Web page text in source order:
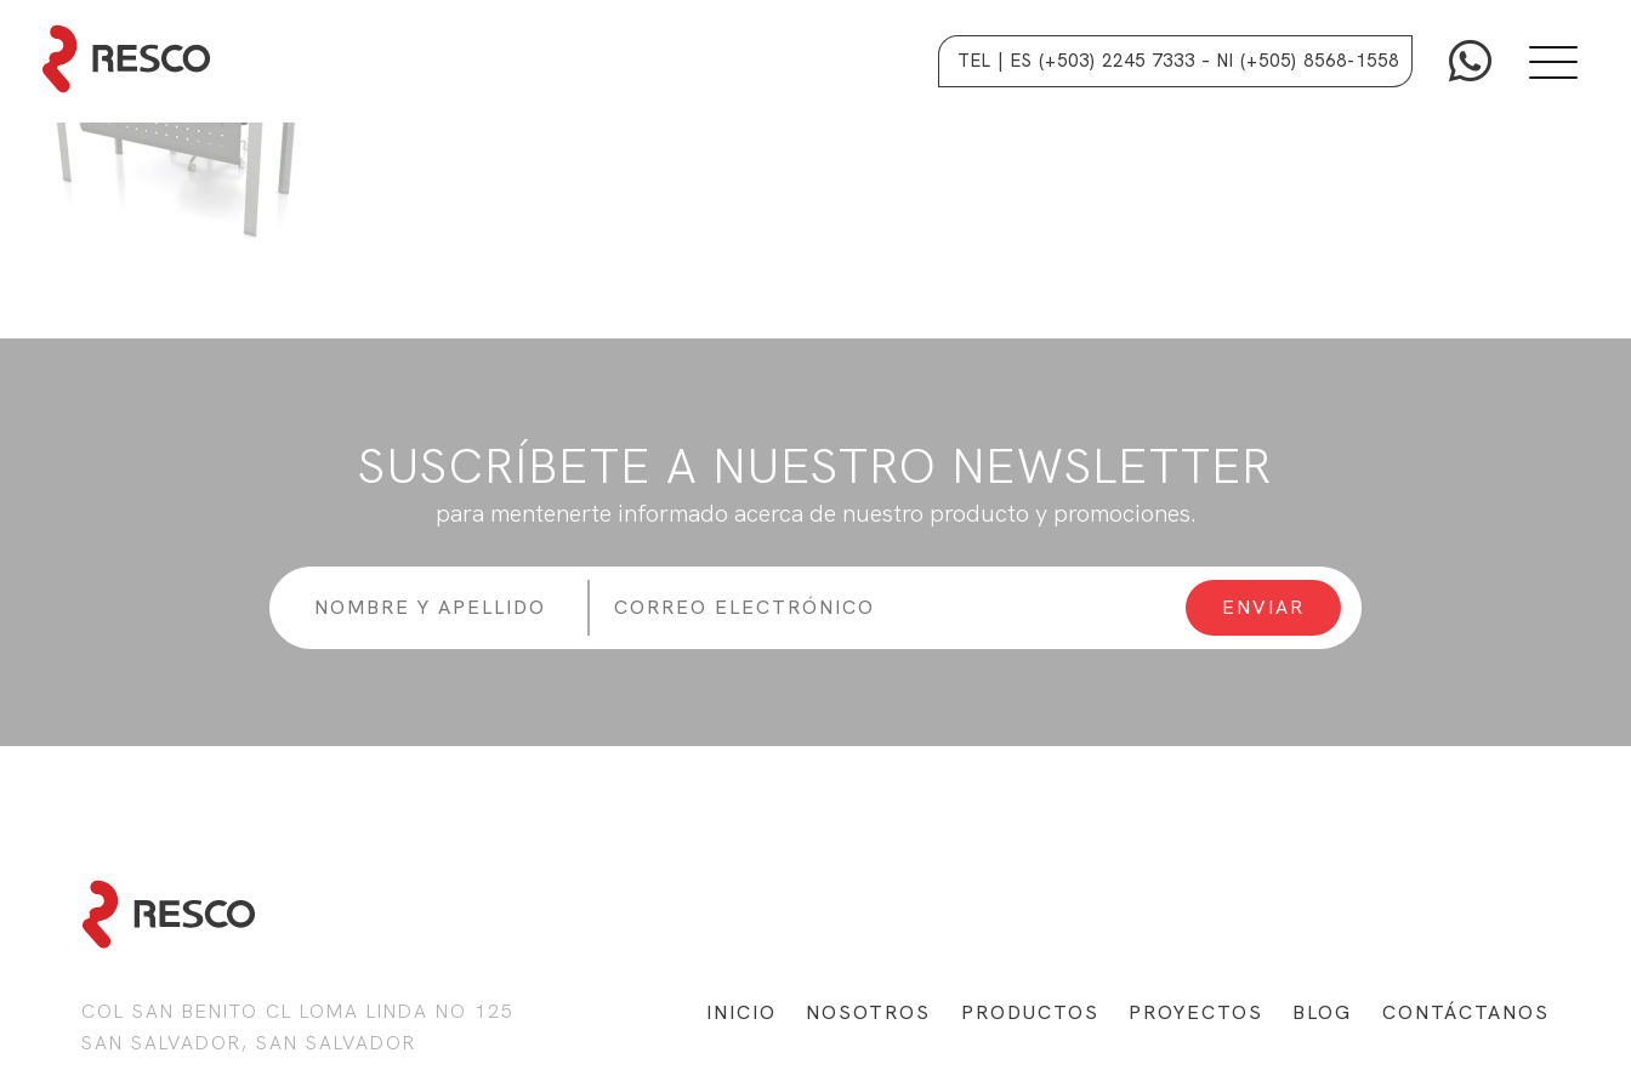
TEL | ES (+503) 2245 7333 – NI (+505) 8568-1558
SUSCRÍBETE A NUESTRO NEWSLETTER
para mentenerte informado acerca de nuestro producto y promociones.
COL SAN BENITO CL LOMA LINDA NO 125
SAN SALVADOR, SAN SALVADOR
INICIO NOSOTROS PRODUCTOS PROYECTOS BLOG CONTÁCTANOS